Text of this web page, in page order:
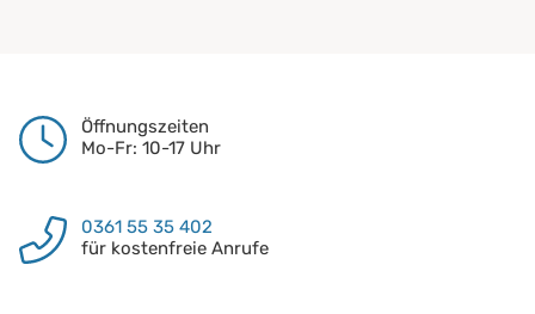
Öffnungszeiten
Mo-Fr: 10-17 Uhr
0361 55 35 402
für kostenfreie Anrufe